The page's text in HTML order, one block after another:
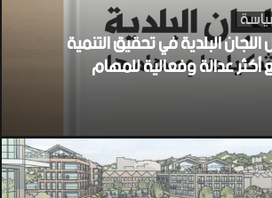
البلدية في تحقيق التنمية
أكثر عدالة وفعالية للمهام